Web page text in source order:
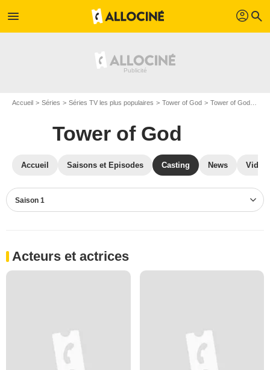
menu profil search
Accueil Séries Séries TV les plus populaires Tower of God Tower of God S01
Tower of God
Accueil Saisons et Episodes Casting News
Saison 1
Acteurs et actrices